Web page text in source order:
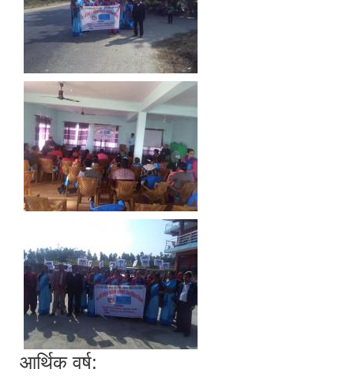
आर्थिक वर्ष: